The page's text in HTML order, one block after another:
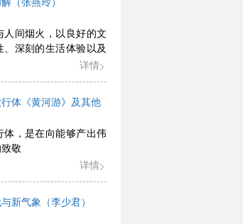
（张燕玲）
人间烟火，以良好的文
深刻的生活体验以及
现力，创造出一个个
详情
体《黄河游》及其他
体，是在向能够产出伟
敬
详情
新气象（李少君）